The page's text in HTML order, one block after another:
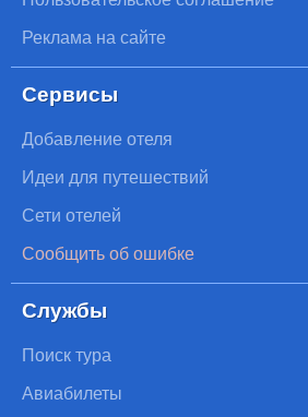
Реклама на сайте
Сервисы
Добавление отеля
Идеи для путешествий
Сети отелей
Сообщить об ошибке
Службы
Поиск тура
Авиабилеты